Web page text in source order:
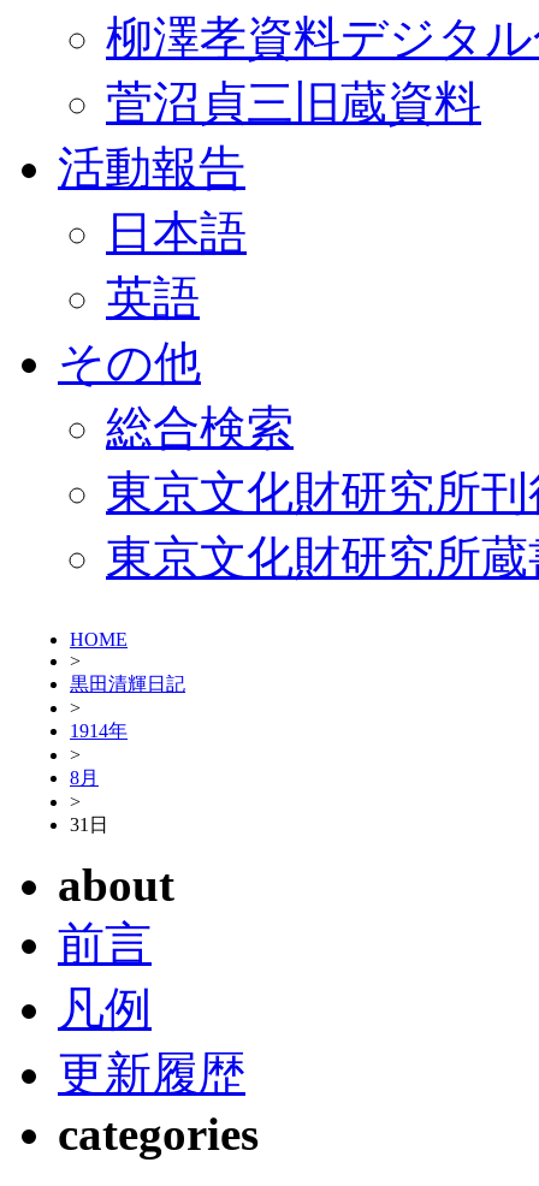
柳澤孝資料デジタ
菅沼貞三旧蔵資料
活動報告
日本語
英語
その他
総合検索
東京文化財研究所
東京文化財研究所
HOME
>
黒田清輝日記
>
1914年
>
8月
>
31日
about
前言
凡例
更新履歴
categories